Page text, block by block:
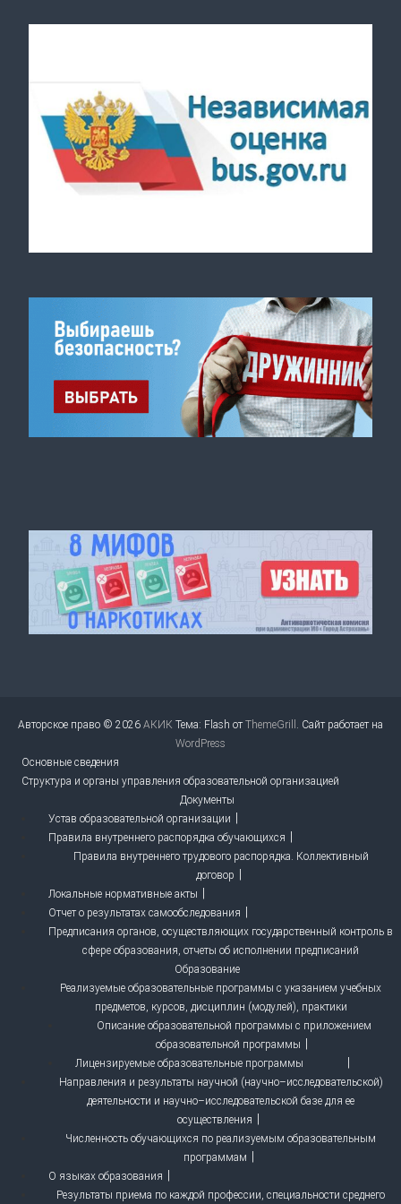
Авторское право © 2026 АКИК Тема: Flash отThemeGrill
. Сайт работает на
WordPress
Основные сведения
Структура и органы управления образовательной организацией
Документы
Устав образовательной организации
Правила внутреннего распорядка обучающихся
Правила внутреннего трудового распорядка. Коллективный
договор
Локальные нормативные акты
Отчет о результатах самообследования
Предписания органов, осуществляющих государственный контроль в
сфере образования, отчеты об исполнении предписаний
Образование
Реализуемые образовательные программы с указанием учебных
предметов, курсов, дисциплин (модулей), практики
Описание образовательной программы с приложением
образовательной программы
Лицензируемые образовательные программы
Направления и результаты научной (научно–исследовательской)
деятельности и научно–исследовательской базе для ее
осуществления
Численность обучающихся по реализуемым образовательным
программам
О языках образования
Результаты приема по каждой профессии, специальности среднего